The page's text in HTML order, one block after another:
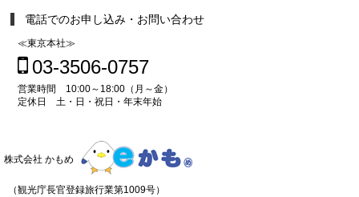
電話でのお申し込み・お問い合わせ
≪東京本社≫
03-3506-0757
営業時間 10:00～18:00（月～金）
定休日 土・日・祝日・年末年始
株式会社 かもめ
（観光庁長官登録旅行業第1009号）